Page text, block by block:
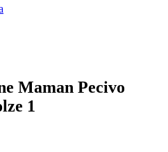
Maman Pecivo
1